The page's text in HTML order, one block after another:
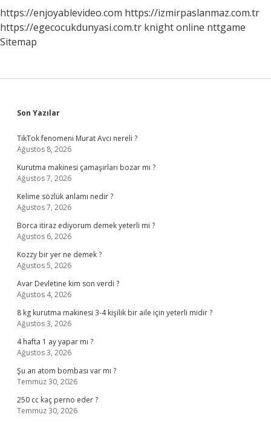
https://enjoyablevideo.com https://izmirpaslanmaz.com.tr
https://egecocukdunyasi.com.tr knight online nttgame
Sitemap
Sidebar
Son Yazılar
TikTok fenomeni Murat Avcı nereli ?
Ağustos 8, 2026
Kurutma makinesi çamaşırları bozar mı ?
Ağustos 7, 2026
Kelime sözlük anlamı nedir ?
Ağustos 7, 2026
Borca itiraz ediyorum demek yeterli mi ?
Ağustos 6, 2026
Kozzy bir yer ne demek ?
Ağustos 5, 2026
Avar Devletine kim son verdi ?
Ağustos 4, 2026
8 kg kurutma makinesi 3-4 kişilik bir aile için yeterli midir ?
Ağustos 3, 2026
4 hafta 1 ay yapar mı ?
Ağustos 3, 2026
Şu an atom bombası var mı ?
Temmuz 30, 2026
250 cc kaç perno eder ?
Temmuz 30, 2026